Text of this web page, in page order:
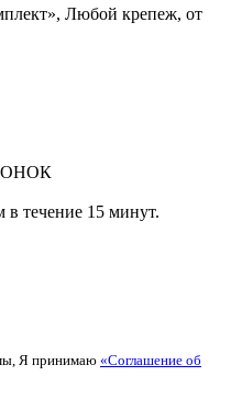
Любой крепеж, от
течение 15 минут.
Я принимаю «Соглашение об